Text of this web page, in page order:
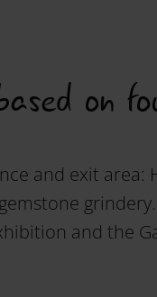
on
and exit area:
and the